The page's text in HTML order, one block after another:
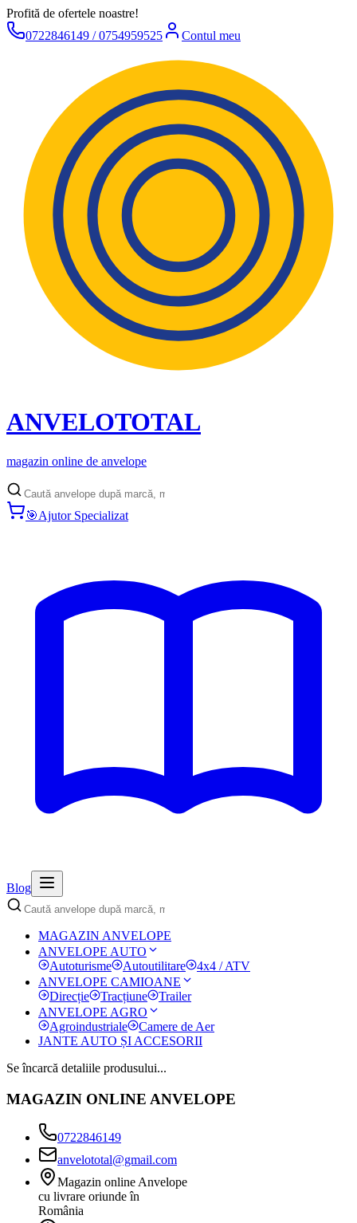
Profită de ofertele noastre!
0722846149 / 0754959525
Contul meu
ANVELOTOTAL
magazin online de anvelope
🎯Ajutor Specializat
Blog
MAGAZIN ANVELOPE
ANVELOPE AUTO
Autoturisme
Autoutilitare
4x4 / ATV
ANVELOPE CAMIOANE
Direcție
Tracțiune
Trailer
ANVELOPE AGRO
Agroindustriale
Camere de Aer
JANTE AUTO ȘI ACCESORII
Se încarcă detaliile produsului...
MAGAZIN ONLINE ANVELOPE
0722846149
anvelototal@gmail.com
Magazin online Anvelope
cu livrare oriunde în
România